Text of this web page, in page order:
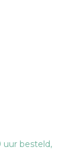
uur besteld,